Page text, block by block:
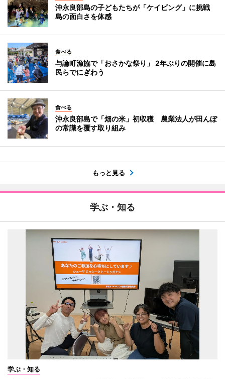
沖永良部島の子どもたちが「ケイビング」に挑戦
島の面白さを体感
食べる
与論町漁協で「おさかな祭り」 2年ぶりの開催に島
民らでにぎわう
食べる
沖永良部島で「畑の米」初収穫 農業法人が田んぼ
の常識を覆す取り組み
もっと見る
学ぶ・知る
学ぶ・知る